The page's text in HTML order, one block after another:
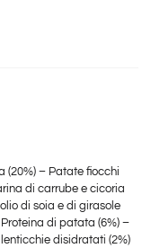
(20%) – Patate fiocchi
di carrube e cicoria
di soia e di girasole
di patata (6%) –
disidratati (2%)